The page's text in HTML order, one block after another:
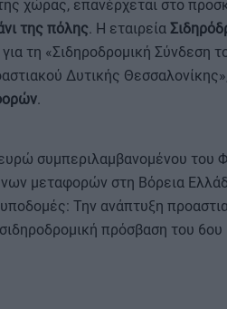
χώρας, επανέρχεται στο
της πόλης. Η εταιρεία
τη «Σιδηροδρομική Σύνδεση
Δυτικής Θεσσαλονίκης»,
.
συμπεριλαμβανομένου του
μεταφορών στη Βόρεια
Την ανάπτυξη
πρόσβαση του